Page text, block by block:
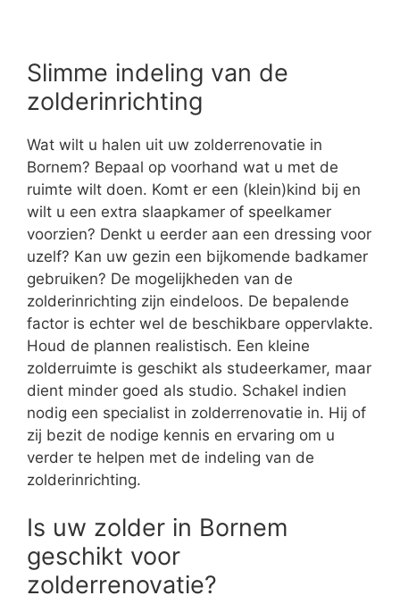
Slimme indeling van de
zolderinrichting
Wat wilt u halen uit uw zolderrenovatie in
Bornem? Bepaal op voorhand wat u met de
ruimte wilt doen. Komt er een (klein)kind bij en
wilt u een extra slaapkamer of speelkamer
voorzien? Denkt u eerder aan een dressing voor
uzelf? Kan uw gezin een bijkomende badkamer
gebruiken? De mogelijkheden van de
zolderinrichting zijn eindeloos. De bepalende
factor is echter wel de beschikbare oppervlakte.
Houd de plannen realistisch. Een kleine
zolderruimte is geschikt als studeerkamer, maar
dient minder goed als studio. Schakel indien
nodig een specialist in zolderrenovatie in. Hij of
zij bezit de nodige kennis en ervaring om u
verder te helpen met de indeling van de
zolderinrichting.
Is uw zolder in Bornem
geschikt voor
zolderrenovatie?